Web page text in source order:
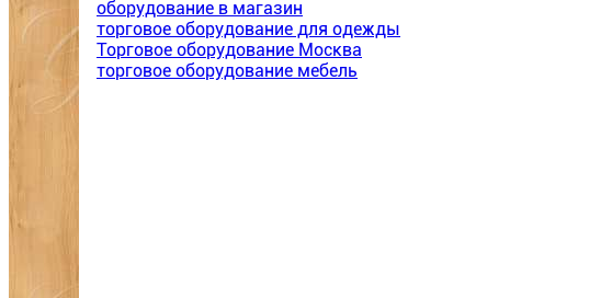
оборудование в магазин
торговое оборудование для одежды
Торговое оборудование Москва
торговое оборудование мебель